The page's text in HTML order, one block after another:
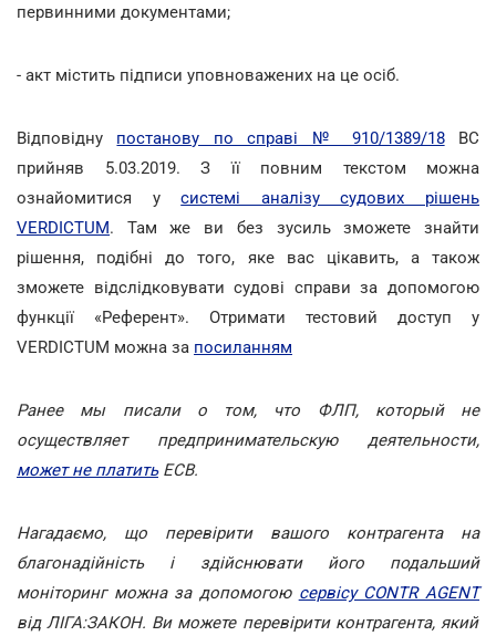
первинними документами;
- акт містить підписи уповноважених на це осіб.
Відповідну постанову по справі № 910/1389/18ВС
прийняв 5.03.2019. З її повним текстом можна
ознайомитися усистемі аналізу судових рішень
VERDICTUM. Там же ви без зусиль зможете знайти
рішення, подібні до того, яке вас цікавить, а також
зможете відслідковувати судові справи за допомогою
функції «Референт». Отримати тестовий доступ у
VERDICTUM можна за посиланням
Ранее мы писали о том, что ФЛП, который не
осуществляет предпринимательскую деятельности,
может не платитьЕСВ.
Нагадаємо, що перевірити вашого контрагента на
благонадійність і здійснювати його подальший
моніторинг можна за допомогою сервісу CONTR AGENT
від ЛІГА:ЗАКОН. Ви можете перевірити контрагента, який